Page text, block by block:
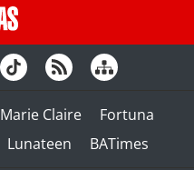
Marie Claire
Fortuna
Lunateen BATimes